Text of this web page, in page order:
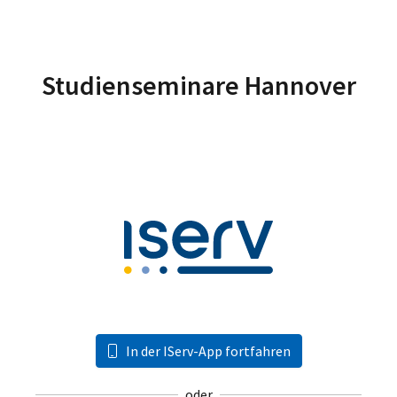
Studienseminare Hannover
In der IServ-App fortfahren